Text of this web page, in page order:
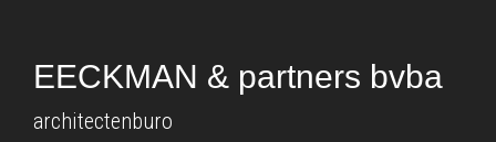
inhoudEECKMAN & partners bvba
architectenburo